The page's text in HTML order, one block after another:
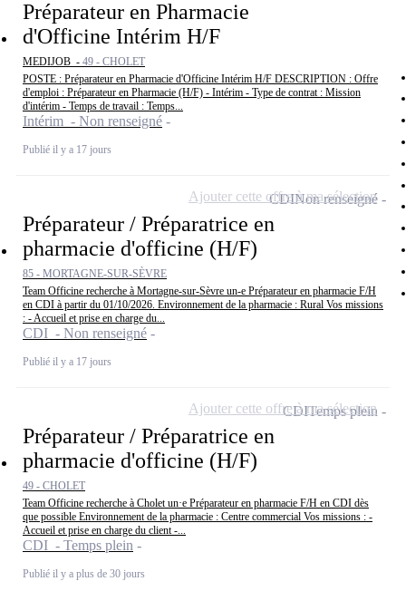
Préparateur en Pharmacie
d'Officine Intérim H/F
MEDIJOB - 49 - CHOLET
POSTE : Préparateur en Pharmacie d'Officine Intérim H/F DESCRIPTION : Offre
d'emploi : Préparateur en Pharmacie (H/F) - Intérim - Type de contrat : Mission
d'intérim - Temps de travail : Temps...
Intérim - Non renseigné
Publié il y a 17 jours
Préparateur / Préparatrice en
pharmacie d'officine (H/F)
85 - MORTAGNE-SUR-SÈVRE
Team Officine recherche à Mortagne-sur-Sèvre un-e Préparateur en pharmacie F/H
en CDI à partir du 01/10/2026. Environnement de la pharmacie : Rural Vos missions
: - Accueil et prise en charge du...
CDI - Non renseigné
Publié il y a 17 jours
CDINon renseigné
Ajouter cette offre à ma sélection
Préparateur / Préparatrice en
pharmacie d'officine (H/F)
49 - CHOLET
Team Officine recherche à Cholet un·e Préparateur en pharmacie F/H en CDI dès
que possible Environnement de la pharmacie : Centre commercial Vos missions : -
Accueil et prise en charge du client -...
CDI - Temps plein
Publié il y a plus de 30 jours
CDITemps plein
Ajouter cette offre à ma sélection